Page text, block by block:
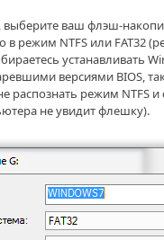
выберите ваш флэш-
в режим NTFS или FAT32
устанавливать
версиями BIOS,
распознать режим NTFS и
не увидит флешку).